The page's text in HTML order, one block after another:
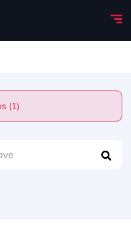
Filtros (1)